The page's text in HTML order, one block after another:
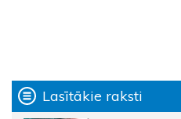
Lasītākie raksti